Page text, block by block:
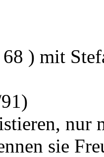
) mit
nur
sie